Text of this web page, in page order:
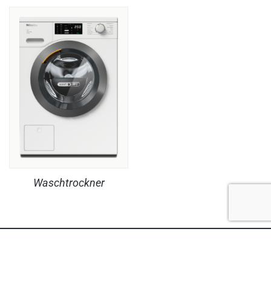
Waschtrockner